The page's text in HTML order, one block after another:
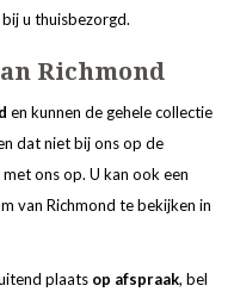
u thuisbezorgd.
Richmond
en kunnen de gehele collectie
dat niet bij ons op de
ons op. U kan ook een
van Richmond te bekijken in
plaats op afspraak, bel